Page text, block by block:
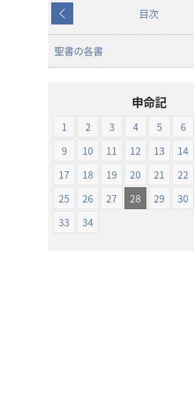
ダ
ウ
オ
プ
ショ
ン
新
世
界
訳
ウ
オ
プ
ショ
ン
新
世
界
訳
戻
る
目次
聖書の各書
申命記
1 2 3 4 5 6
9
10 11 12 13 14
17
18 19 20 21 22
25
26 27 28 29 30
33
34